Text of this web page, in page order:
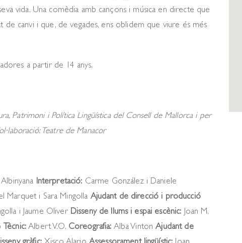
vida. Una comèdia amb cançons i música en directe que
de canvi i que, de vegades, ens oblidem que viure és més
a partir de 14 anys.
Patrimoni i Política Lingüística del Consell de Mallorca i per
Teatre de Manacor
Interpretació: Carme González i Daniele
Marquet i Sara Mingolla Ajudant de direcció i producció
i Jaume Oliver Disseny de llums i espai escènic: Joan M.
Tècnic: Albert V.O. Coreografia: Alba VintonAjudant de